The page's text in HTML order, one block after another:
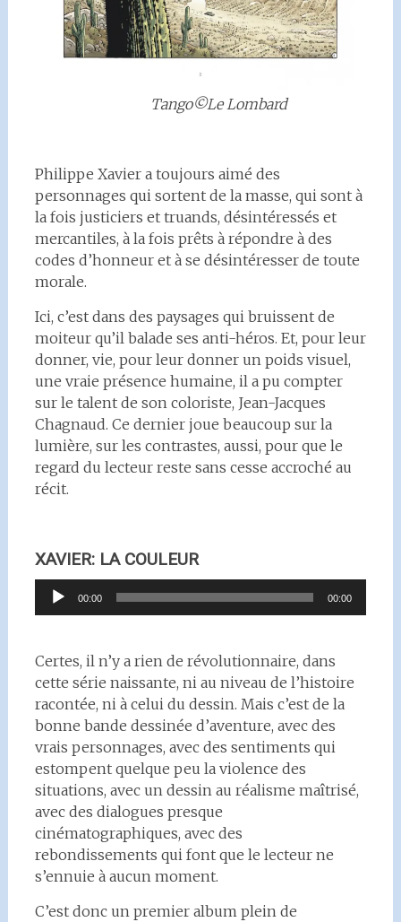
Tango©Le Lombard
Philippe Xavier a toujours aimé des
personnages qui sortent de la masse, qui sont à
la fois justiciers et truands, désintéressés et
mercantiles, à la fois prêts à répondre à des
codes d’honneur et à se désintéresser de toute
morale.
Ici, c’est dans des paysages qui bruissent de
moiteur qu’il balade ses anti-héros. Et, pour leur
donner, vie, pour leur donner un poids visuel,
une vraie présence humaine, il a pu compter
sur le talent de son coloriste, Jean-Jacques
Chagnaud. Ce dernier joue beaucoup sur la
lumière, sur les contrastes, aussi, pour que le
regard du lecteur reste sans cesse accroché au
récit.
XAVIER: LA COULEUR
Lecteur00:00 00:00
Certes, il n’y a rien de révolutionnaire, dans
cette série naissante, ni au niveau de l’histoire
racontée, ni à celui du dessin. Mais c’est de la
bonne bande dessinée d’aventure, avec des
vrais personnages, avec des sentiments qui
estompent quelque peu la violence des
situations, avec un dessin au réalisme maîtrisé,
avec des dialogues presque
cinématographiques, avec des
rebondissements qui font que le lecteur ne
s’ennuie à aucun moment.
C’est donc un premier album plein de